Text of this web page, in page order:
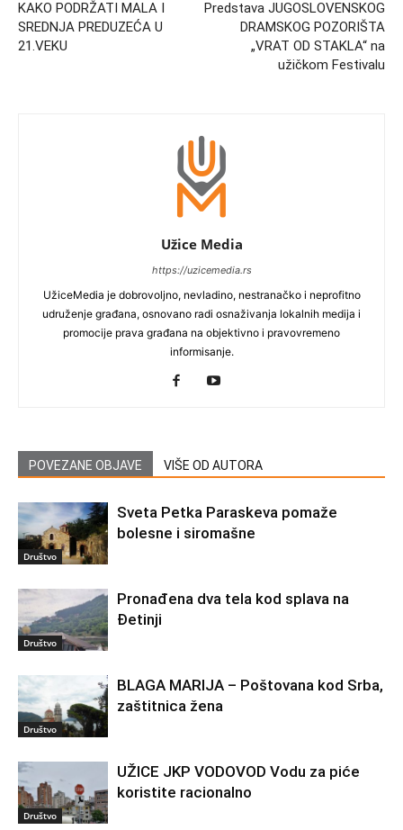
KAKO PODRŽATI MALA I
SREDNJA PREDUZEĆA U
21.VEKU
Predstava JUGOSLOVENSKOG
DRAMSKOG POZORIŠTA
„VRAT OD STAKLA“ na
užičkom Festivalu
Užice Media
https://uzicemedia.rs
UžiceMedia je dobrovoljno, nevladino, nestranačko i neprofitno
udruženje građana, osnovano radi osnaživanja lokalnih medija i
promocije prava građana na objektivno i pravovremeno
informisanje.
POVEZANE OBJAVE VIŠE OD AUTORA
Društvo
Sveta Petka Paraskeva pomaže
bolesne i siromašne
Društvo
Pronađena dva tela kod splava na
Đetinji
Društvo
BLAGA MARIJA – Poštovana kod Srba,
zaštitnica žena
Društvo
UŽICE JKP VODOVOD Vodu za piće
koristite racionalno